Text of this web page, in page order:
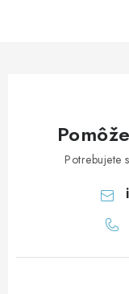
Potrebujete